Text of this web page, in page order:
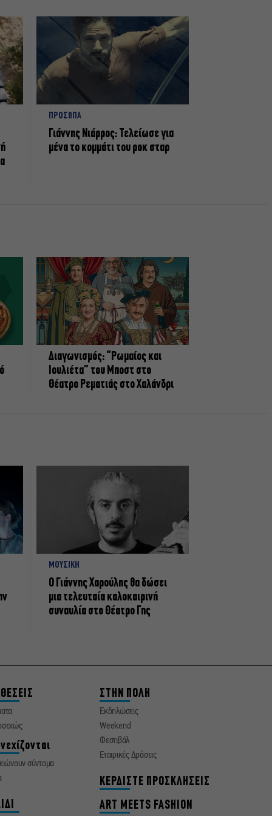
ΠΡΟΣΩΠΑ
Γιάννης Νιάρρος: Τελείωσε για
μένα το κομμάτι του ροκ σταρ
Διαγωνισμός: “Ρωμαίος και
Ιουλιέτα” του Μποστ στο
Θέατρο Ρεματιάς στο Χαλάνδρι
ΜΟΥΣΙΚΗ
Ο Γιάννης Χαρούλης θα δώσει
μια τελευταία καλοκαιρινή
συναυλία στο Θέατρο Γης
σύντομα
ΣΤΗΝ ΠΟΛΗ
Εκδηλώσεις
Weekend
Φεστιβάλ
Εταιρικές Δράσεις
ΚΕΡΔΙΣΤΕ ΠΡΟΣΚΛΗΣΕΙΣ
ART MEETS FASHION